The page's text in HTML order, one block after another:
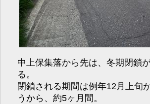
中上保集落から先は、冬期閉鎖
る。
閉鎖される期間は例年12月上旬
うから、約5ヶ月間。